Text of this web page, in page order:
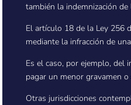
también la indemnización
El artículo 18 de la Ley 256
mediante la infracción de
Es el caso, por ejemplo, del
pagar un menor gravamen
Otras jurisdicciones